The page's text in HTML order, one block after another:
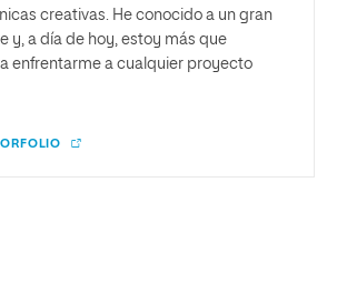
creativas. He conocido a un gran
y, a día de hoy, estoy más que
enfrentarme a cualquier proyecto